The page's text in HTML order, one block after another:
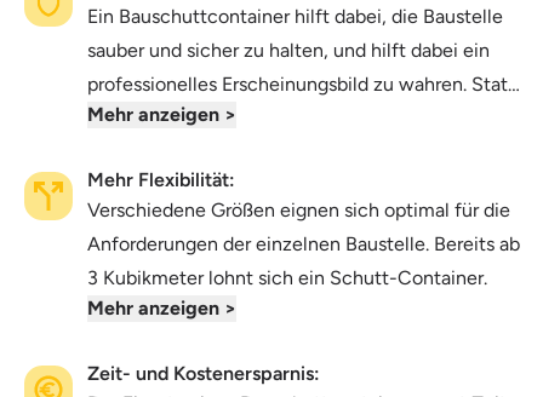
Ein Bauschuttcontainer hilft dabei, die Baustelle
sauber und sicher zu halten, und hilft dabei ein
professionelles Erscheinungsbild zu wahren. Statt
herumliegender Abfall - alles in den Container.
Mehr anzeigen >
Mehr Flexibilität:
Verschiedene Größen eignen sich optimal für die
Anforderungen der einzelnen Baustelle. Bereits ab
3 Kubikmeter lohnt sich ein Schutt-Container.
Mehr anzeigen >
Zeit- und Kostenersparnis: